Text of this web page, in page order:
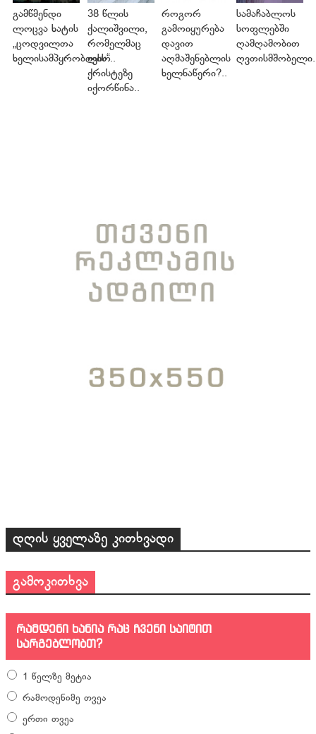
გამწმენდი
ლოცვა ხატის
„ცოდვილთა
ხელისამპყრობლის“..
38 წლის
ქალიშვილი,
რომელმაც
იესო
ქრისტეზე
იქორწინა..
როგორ
გამოიყურება
დავით
აღმაშენებლის
ხელნაწერი?..
სამაჩაბლოს
სოფლებში
ღამღამობით
დღის ყველაზე კითხვადი
გამოკითხვა
რამდენი ხანია რაც ჩვენი საიტით
სარგებლობთ?
1 წელზე მეტია
რამოდენიმე თვეა
ერთი თვეა